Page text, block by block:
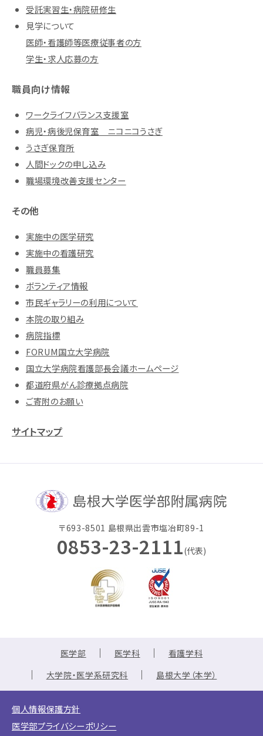
受託実習生・病院研修生
見学について
医師・看護師等医療従事者の方
学生・求人応募の方
職員向け情報
ワークライフバランス支援室
病児・病後児保育室 ニコニコうさぎ
うさぎ保育所
人間ドックの申し込み
職場環境改善支援センター
その他
実施中の医学研究
実施中の看護研究
職員募集
ボランティア情報
市民ギャラリーの利用について
本院の取り組み
病院指標
FORUM国立大学病院
国立大学病院看護部長会議ホームページ
都道府県がん診療拠点病院
ご寄附のお願い
サイトマップ
〒693-8501 島根県出雲市塩冶町89-1
0853-23-2111(代表)
医学部 医学科
看護学科
大学院・医学系研究科
島根大学（本学）
個人情報保護方針
医学部プライバシーポリシー